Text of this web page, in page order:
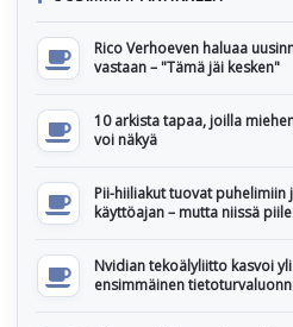
Rico Verhoeven haluaa
vastaan – "Tämä jäi kesken"
10 arkista tapaa, joilla
voi näkyä
Pii-hiiliakut tuovat puhelimiin
käyttöajan – mutta niissä
Nvidian tekoälyliitto kasvoi
ensimmäinen